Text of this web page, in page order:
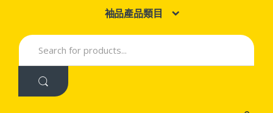
袖品產品類目
Search
for: